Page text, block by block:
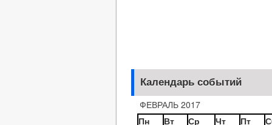
Календарь событий
ФЕВРАЛЬ 2017
Пн
Вт Ср Чт Пт